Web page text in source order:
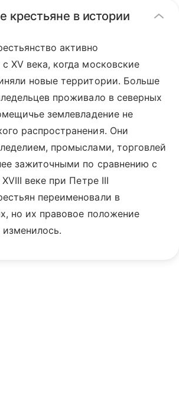
крестьяне в истории
активно
XV века, когда московские
новые территории. Больше
проживало в северных
землевладение не
распространения. Они
промыслами, торговлей
зажиточными по сравнению с
веке при Петре III
переименовали в
но их правовое положение